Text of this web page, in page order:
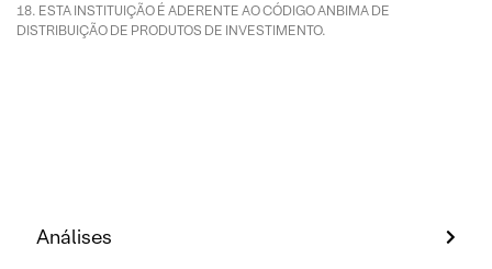
ESTA INSTITUIÇÃO É ADERENTE AO CÓDIGO ANBIMA DE
DISTRIBUIÇÃO DE PRODUTOS DE INVESTIMENTO.
Análises